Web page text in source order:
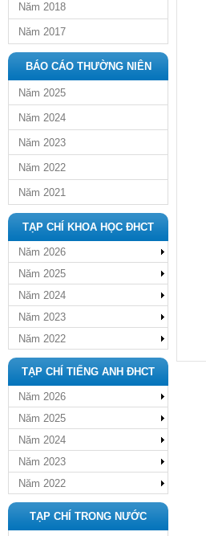
Năm 2018
Năm 2017
BÁO CÁO THƯỜNG NIÊN
Năm 2025
Năm 2024
Năm 2023
Năm 2022
Năm 2021
TẠP CHÍ KHOA HỌC ĐHCT
Năm 2026
Năm 2025
Năm 2024
Năm 2023
Năm 2022
TẠP CHÍ TIẾNG ANH ĐHCT
Năm 2026
Năm 2025
Năm 2024
Năm 2023
Năm 2022
TẠP CHÍ TRONG NƯỚC